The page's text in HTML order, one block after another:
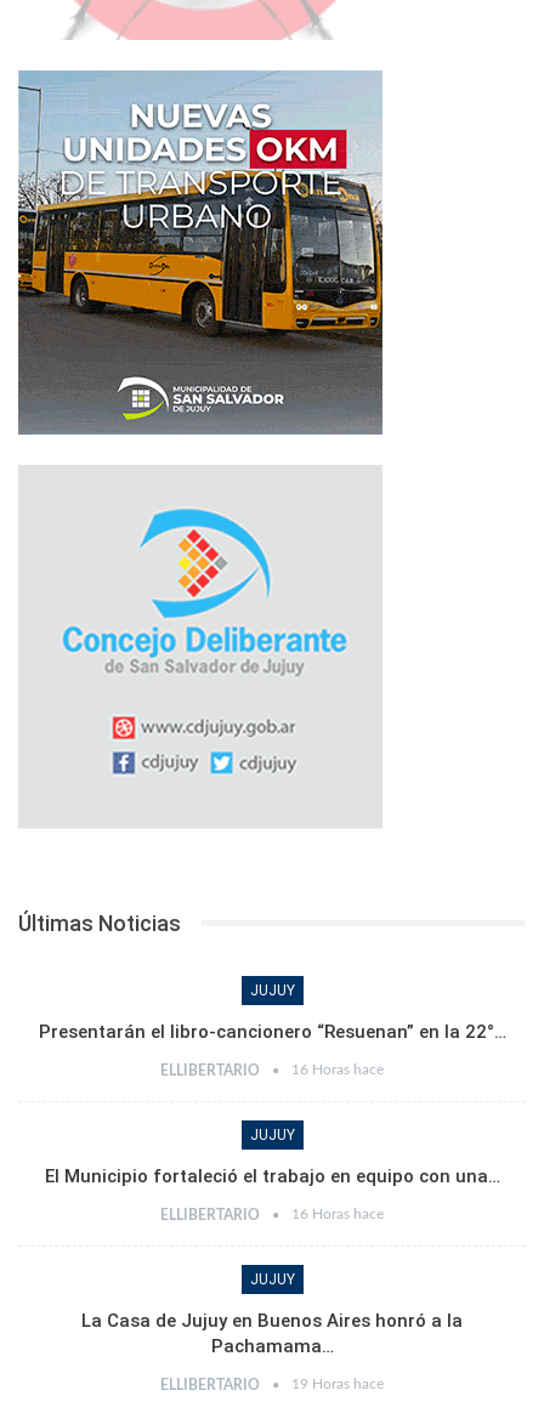
Últimas Noticias
JUJUY
Presentarán el libro-cancionero “Resuenan” en la 22°…
ELLIBERTARIO 16 Horas hace
JUJUY
El Municipio fortaleció el trabajo en equipo con una…
ELLIBERTARIO 16 Horas hace
JUJUY
La Casa de Jujuy en Buenos Aires honró a la
Pachamama…
ELLIBERTARIO 19 Horas hace